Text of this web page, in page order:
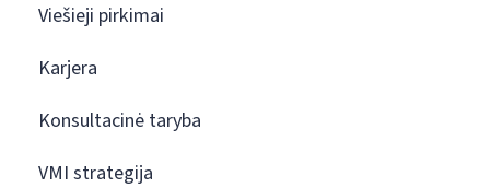
Viešieji pirkimai
Karjera
Konsultacinė taryba
VMI strategija